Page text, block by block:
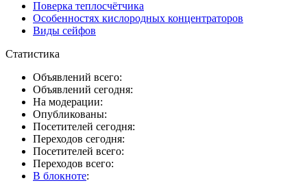
Поверка теплосчётчика
Особенностях кислородных концентраторов
Виды сейфов
Статистика
Объявлений всего:
Объявлений сегодня:
На модерации:
Опубликованы:
Посетителей сегодня:
Переходов сегодня:
Посетителей всего:
Переходов всего:
В блокноте: